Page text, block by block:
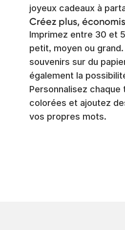
joyeux cadeaux à
Créez plus,
Imprimez entre 30 et
petit, moyen ou
souvenirs sur du
également la
Personnalisez
colorées et ajoutez
vos propres mots.